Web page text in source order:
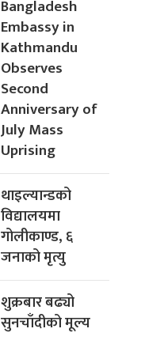
Bangladesh
Embassy in
Kathmandu
Observes
Second
Anniversary of
July Mass
Uprising
थाइल्यान्डको
विद्यालयमा
गोलीकाण्ड, ६
जनाको मृत्यु
शुक्रबार बढ्यो
सुनचाँदीको मूल्य